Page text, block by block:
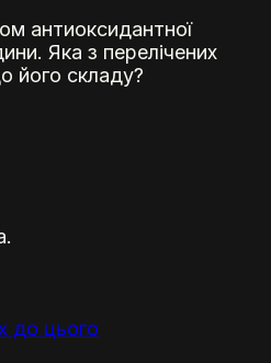
антиоксидантної
Яка з перелічених
його складу?
до цього